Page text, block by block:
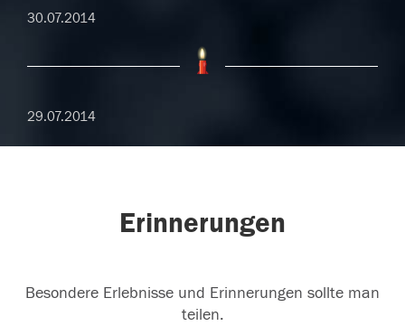
30.07.2014
29.07.2014
Erinnerungen
Besondere Erlebnisse und Erinnerungen sollte man
teilen.